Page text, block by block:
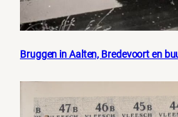
Bruggen in Aalten, Bredevoort en